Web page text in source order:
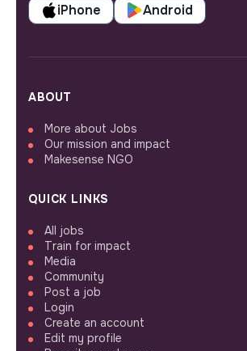
iPhone Android
ABOUT
More about Jobs
Our mission and impact
Makesense NGO
QUICK LINKS
All jobs
Train for impact
Media
Community
Post a job
Login
Create an account
Edit my profile